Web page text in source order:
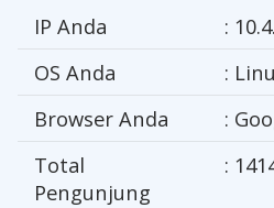
IP Anda
:
OS Anda
:
Browser Anda
:
Total
Pengunjung
: